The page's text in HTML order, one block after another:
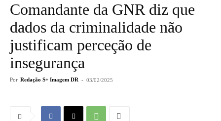
Comandante da GNR diz que
dados da criminalidade não
justificam perceção de
insegurança
Por Redação S+ Imagem DR - 03/02/2025